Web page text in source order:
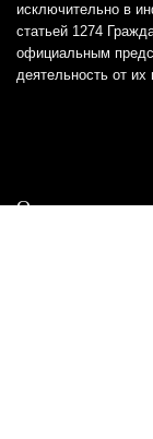
исключительно в
статьей 1274
официальным
деятельность от их
Отказ от